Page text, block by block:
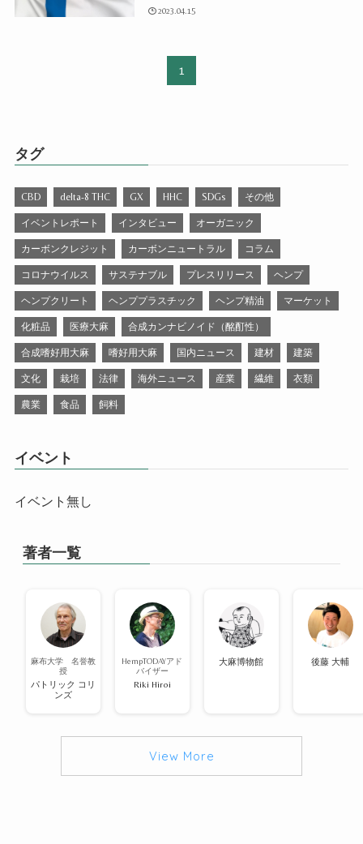
2023.04.15
1
タグ
CBD delta-8 THC GX HHC SDGs その他
イベントレポート インタビュー オーガニック
カーボンクレジット カーボンニュートラル コラム
コロナウイルス サステナブル プレスリリース ヘンプ
ヘンプクリート ヘンププラスチック ヘンプ精油 マーケット
化粧品 医療大麻 合成カンナビノイド（酩酊性）
合成嗜好用大麻 嗜好用大麻 国内ニュース 建材 建築
文化 栽培 法律 海外ニュース 産業 繊維 衣類
農業 食品 飼料
イベント
イベント無し
著者一覧
麻布大学 名誉教
授
パトリック コリ
ンズ
HempTODAYアド
バイザー
Riki Hiroi
大麻博物館 後藤 大輔
View More